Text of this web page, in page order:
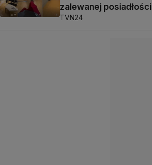
zalewanej posiadłości
TVN24